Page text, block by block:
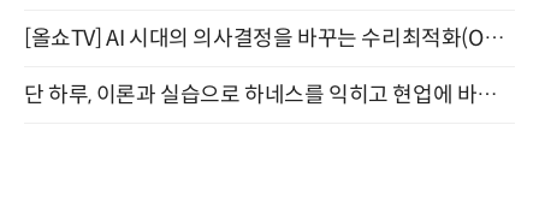
[올쇼TV] AI 시대의 의사결정을 바꾸는 수리최적화(Optimization) 소개 (8/20 생방송)
단 하루, 이론과 실습으로 하네스를 익히고 현업에 바로 쓰는 핸즈온 워크숍 (8/20)